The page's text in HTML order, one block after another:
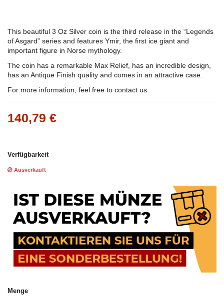
This beautiful 3 Oz Silver coin is the third release in the “Legends
of Asgard” series and features Ymir, the first ice giant and
important figure in Norse mythology.
The coin has a remarkable Max Relief, has an incredible design,
has an Antique Finish quality and comes in an attractive case.
For more information, feel free to contact us.
140,79 €
Verfügbarkeit
Ausverkauft
Menge